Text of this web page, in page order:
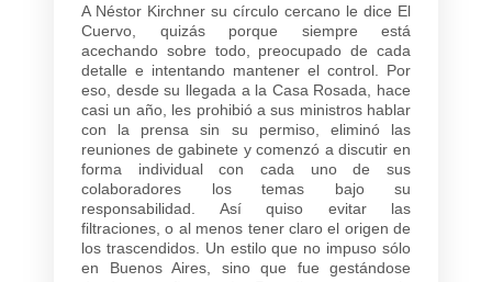
A Néstor Kirchner su círculo cercano le dice El
Cuervo, quizás porque siempre está
acechando sobre todo, preocupado de cada
detalle e intentando mantener el control. Por
eso, desde su llegada a la Casa Rosada, hace
casi un año, les prohibió a sus ministros hablar
con la prensa sin su permiso, eliminó las
reuniones de gabinete y comenzó a discutir en
forma individual con cada uno de sus
colaboradores los temas bajo su
responsabilidad. Así quiso evitar las
filtraciones, o al menos tener claro el origen de
los trascendidos. Un estilo que no impuso sólo
en Buenos Aires, sino que fue gestándose